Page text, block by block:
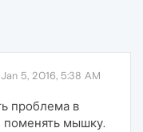
Jan 5, 2016, 5:38 AM
проблема в
мышку.